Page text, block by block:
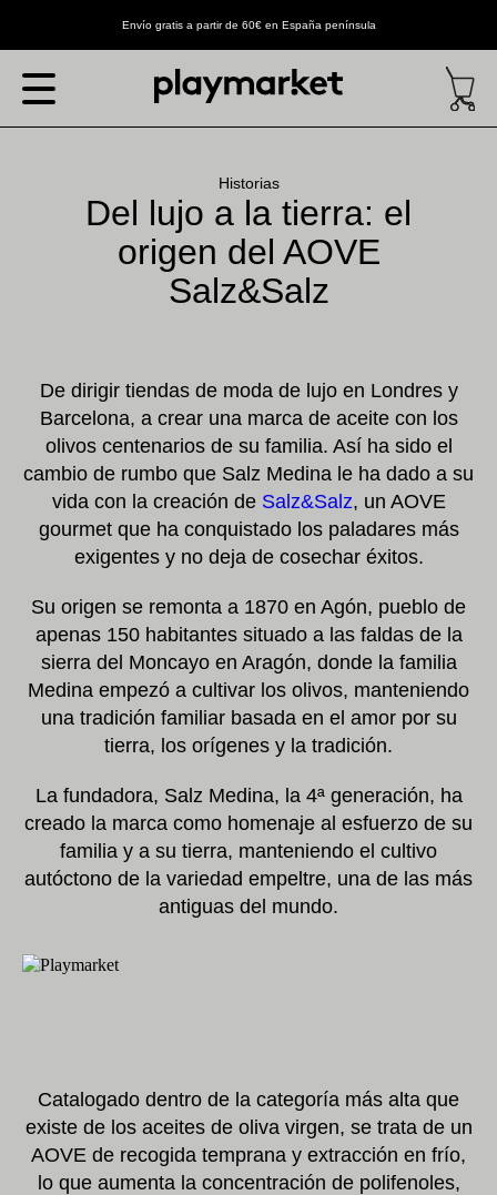
Envío gratis a partir de 60€ en España península
Historias
Del lujo a la tierra: el
origen del AOVE
Salz&Salz
De dirigir tiendas de moda de lujo en Londres y
Barcelona, a crear una marca de aceite con los
olivos centenarios de su familia. Así ha sido el
cambio de rumbo que Salz Medina le ha dado a su
vida con la creación de Salz&Salz, un AOVE
gourmet que ha conquistado los paladares más
exigentes y no deja de cosechar éxitos.
Su origen se remonta a 1870 en Agón, pueblo de
apenas 150 habitantes situado a las faldas de la
sierra del Moncayo en Aragón, donde la familia
Medina empezó a cultivar los olivos, manteniendo
una tradición familiar basada en el amor por su
tierra, los orígenes y la tradición.
La fundadora, Salz Medina, la 4ª generación, ha
creado la marca como homenaje al esfuerzo de su
familia y a su tierra, manteniendo el cultivo
autóctono de la variedad empeltre, una de las más
antiguas del mundo.
Catalogado dentro de la categoría más alta que
existe de los aceites de oliva virgen, se trata de un
AOVE de recogida temprana y extracción en frío,
lo que aumenta la concentración de polifenoles,